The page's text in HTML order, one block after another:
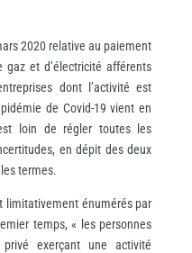
2020 relative au paiement
gaz et d’électricité afférents
dont l’activité est
de Covid-19 vient en
loin de régler toutes les
en dépit des deux
termes.
limitativement énumérés par
temps, « les personnes
exerçant une activité